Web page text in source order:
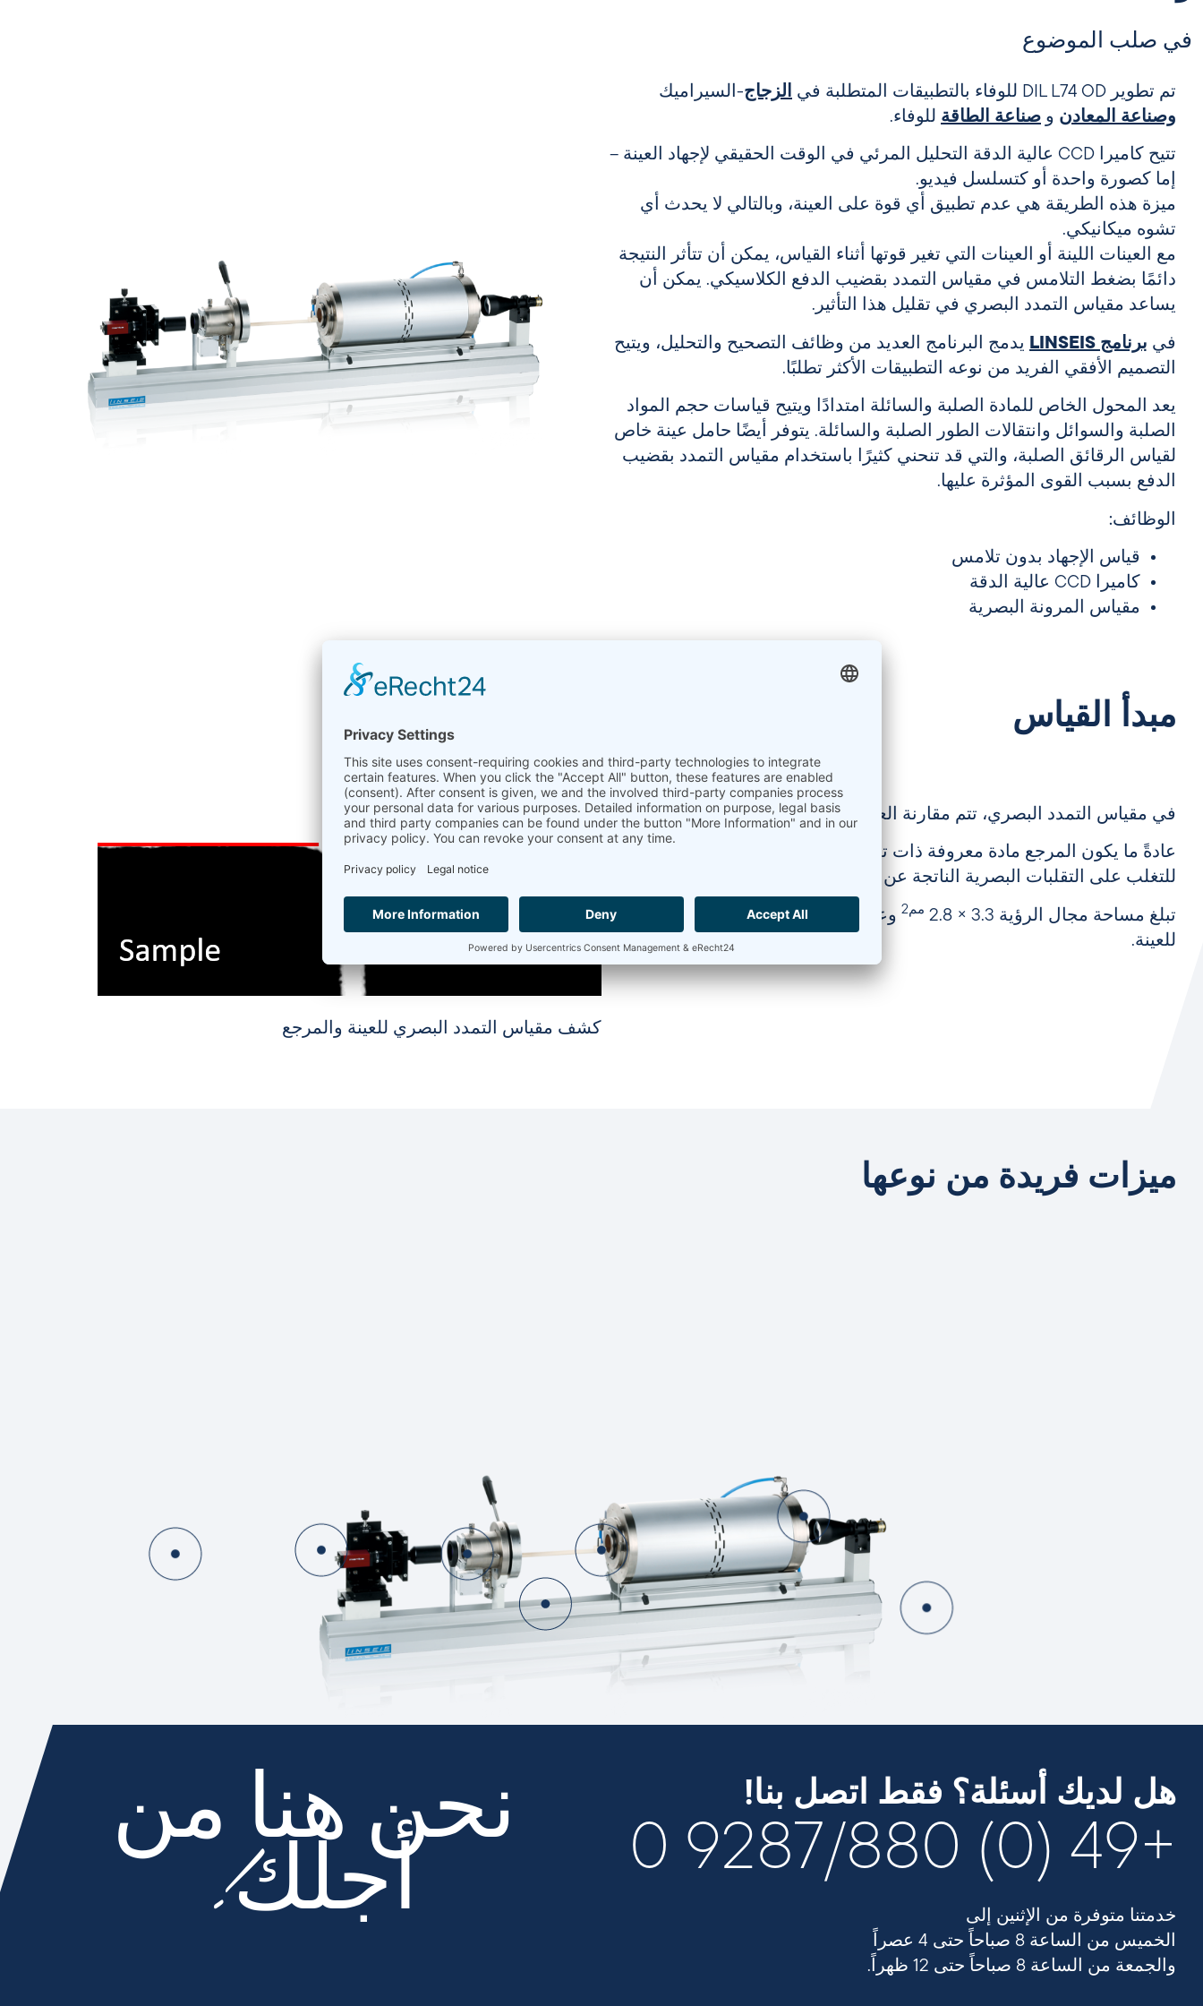
في صلب الموضوع
تم تطوير DIL L74 OD للوفاء بالتطبيقات المتطلبة في الزجاج-السيراميك
وصناعة المعادن و صناعة الطاقة للوفاء.
تتيح كاميرا CCD عالية الدقة التحليل المرئي في الوقت الحقيقي لإجهاد العينة –
إما كصورة واحدة أو كتسلسل فيديو.
ميزة هذه الطريقة هي عدم تطبيق أي قوة على العينة، وبالتالي لا يحدث أي
تشوه ميكانيكي.
مع العينات اللينة أو العينات التي تغير قوتها أثناء القياس، يمكن أن تتأثر النتيجة
دائمًا بضغط التلامس في مقياس التمدد بقضيب الدفع الكلاسيكي. يمكن أن
يساعد مقياس التمدد البصري في تقليل هذا التأثير.
في برنامج LINSEIS
يدمج البرنامج العديد من وظائف التصحيح والتحليل، ويتيح
التصميم الأفقي الفريد من نوعه التطبيقات الأكثر تطلبًا.
يعد المحول الخاص للمادة الصلبة والسائلة امتدادًا ويتيح قياسات حجم المواد
الصلبة والسوائل وانتقالات الطور الصلبة والسائلة. يتوفر أيضًا حامل عينة خاص
لقياس الرقائق الصلبة، والتي قد تنحني كثيرًا باستخدام مقياس التمدد بقضيب
الدفع بسبب القوى المؤثرة عليها.
الوظائف:
قياس الإجهاد بدون تلامس
كاميرا CCD عالية الدقة
مقياس المرونة البصرية
مبدأ القياس
في مقياس التمدد البصري، تتم مقارنة العينة باستمرار بمرجع أثناء القياس.
عادةً ما يكون المرجع مادة معروفة ذات تمدد محدد ويعمل بمثابة تصحيح حي
للتغلب على التقلبات البصرية الناتجة عن التأثيرات الجوية أثناء التسخين.
تبلغ مساحة مجال الرؤية 3.3 × 2.8 مم2
وعادةً ما يتم تركيزه على الحافة العلوية
للعينة.
كشف مقياس التمدد البصري للعينة والمرجع
ميزات فريدة من نوعها
هل لديك أسئلة؟ فقط اتصل بنا!
+49 (0) 9287/880 0
خدمتنا متوفرة من الإثنين إلى
الخميس من الساعة 8 صباحاً حتى 4 عصراً
والجمعة من الساعة 8 صباحاً حتى 12 ظهراً.
نحن هنا من
أجلك!